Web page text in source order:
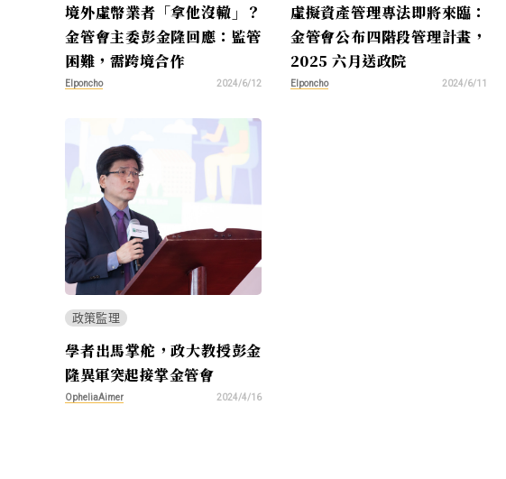
境外虛幣業者「拿他沒轍」？
金管會主委彭金隆回應：監管
困難，需跨境合作
Elponcho 2024/6/12
虛擬資產管理專法即將來臨：
金管會公布四階段管理計畫，
2025 六月送政院
Elponcho 2024/6/11
政策監理
學者出馬掌舵，政大教授彭金
隆異軍突起接掌金管會
OpheliaAimer 2024/4/16